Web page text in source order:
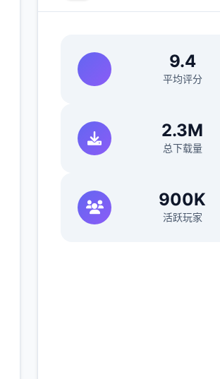
9.4
平均评分
2.3M
总下载量
900K
活跃玩家